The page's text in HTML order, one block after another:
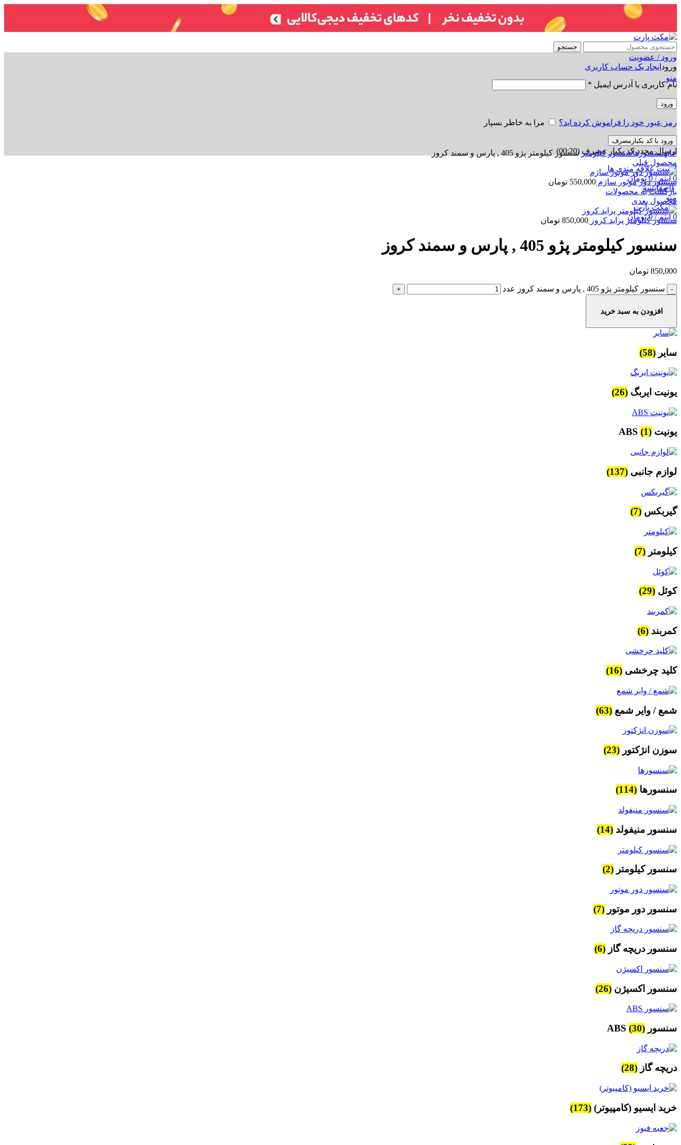
جستجو
ورود / عضویت
ورود ایجاد یک حساب کاربری
نام کاربری یا آدرس ایمیل *
ورود
رمز عبور خود را فراموش کرده اید؟ مرا به خاطر بسپار
ورود با کد یکبارمصرف
ارسال مجدد کد یکبار مصرف (00:
20
)
لیست علاقه مندی ها
0 آیتم /
0 تومان
0 مقایسه
منو
0 آیتم /
0 تومان
منو
برای بزرگنمایی کلیک کنید
خانهسنسورهاسنسور کیلومتر سنسور کیلومتر پژو 405 , پارس و سمند کروز
محصول قبلی
سنسور دور موتور ساژم 550,000 تومان
بازگشت به محصولات
محصول بعدی
سنسور کیلومتر پراید کروز 850,000 تومان
سنسور کیلومتر پژو 405 , پارس و سمند کروز
850,000 تومان
سنسور کیلومتر پژو 405 , پارس و سمند کروز عدد
افزودن به سبد خرید
سایر (58)
یونیت ایربگ (26)
یونیت ABS (1)
لوازم جانبی (137)
گیربکس (7)
کیلومتر (7)
کوئل (29)
کمربند (6)
کلید چرخشی (16)
شمع / وایر شمع (63)
سوزن انژکتور (23)
سنسورها (114)
سنسور منیفولد (14)
سنسور کیلومتر (2)
سنسور دور موتور (7)
سنسور دریچه گاز (6)
سنسور اکسیژن (26)
سنسور ABS (30)
دریچه گاز (28)
خرید ایسیو (کامپیوتر) (173)